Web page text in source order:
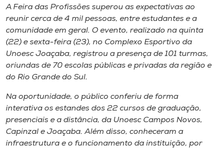
Rádio
Museu
Unoesc
Store
Selecione
o idioma
A Feira das Profissões superou as expectativas ao
reunir cerca de 4 mil pessoas, entre estudantes e a
comunidade em geral. O evento, realizado na quinta
(22) e sexta-feira (23), no Complexo Esportivo da
Unoesc Joaçaba, registrou a presença de 101 turmas,
oriundas de 70 escolas públicas e privadas da região e
do Rio Grande do Sul.
Na oportunidade, o público conferiu de forma
interativa os estandes dos 22 cursos de graduação,
presenciais e a distância, da Unoesc Campos Novos,
Capinzal e Joaçaba. Além disso, conheceram a
infraestrutura e o funcionamento da instituição, por